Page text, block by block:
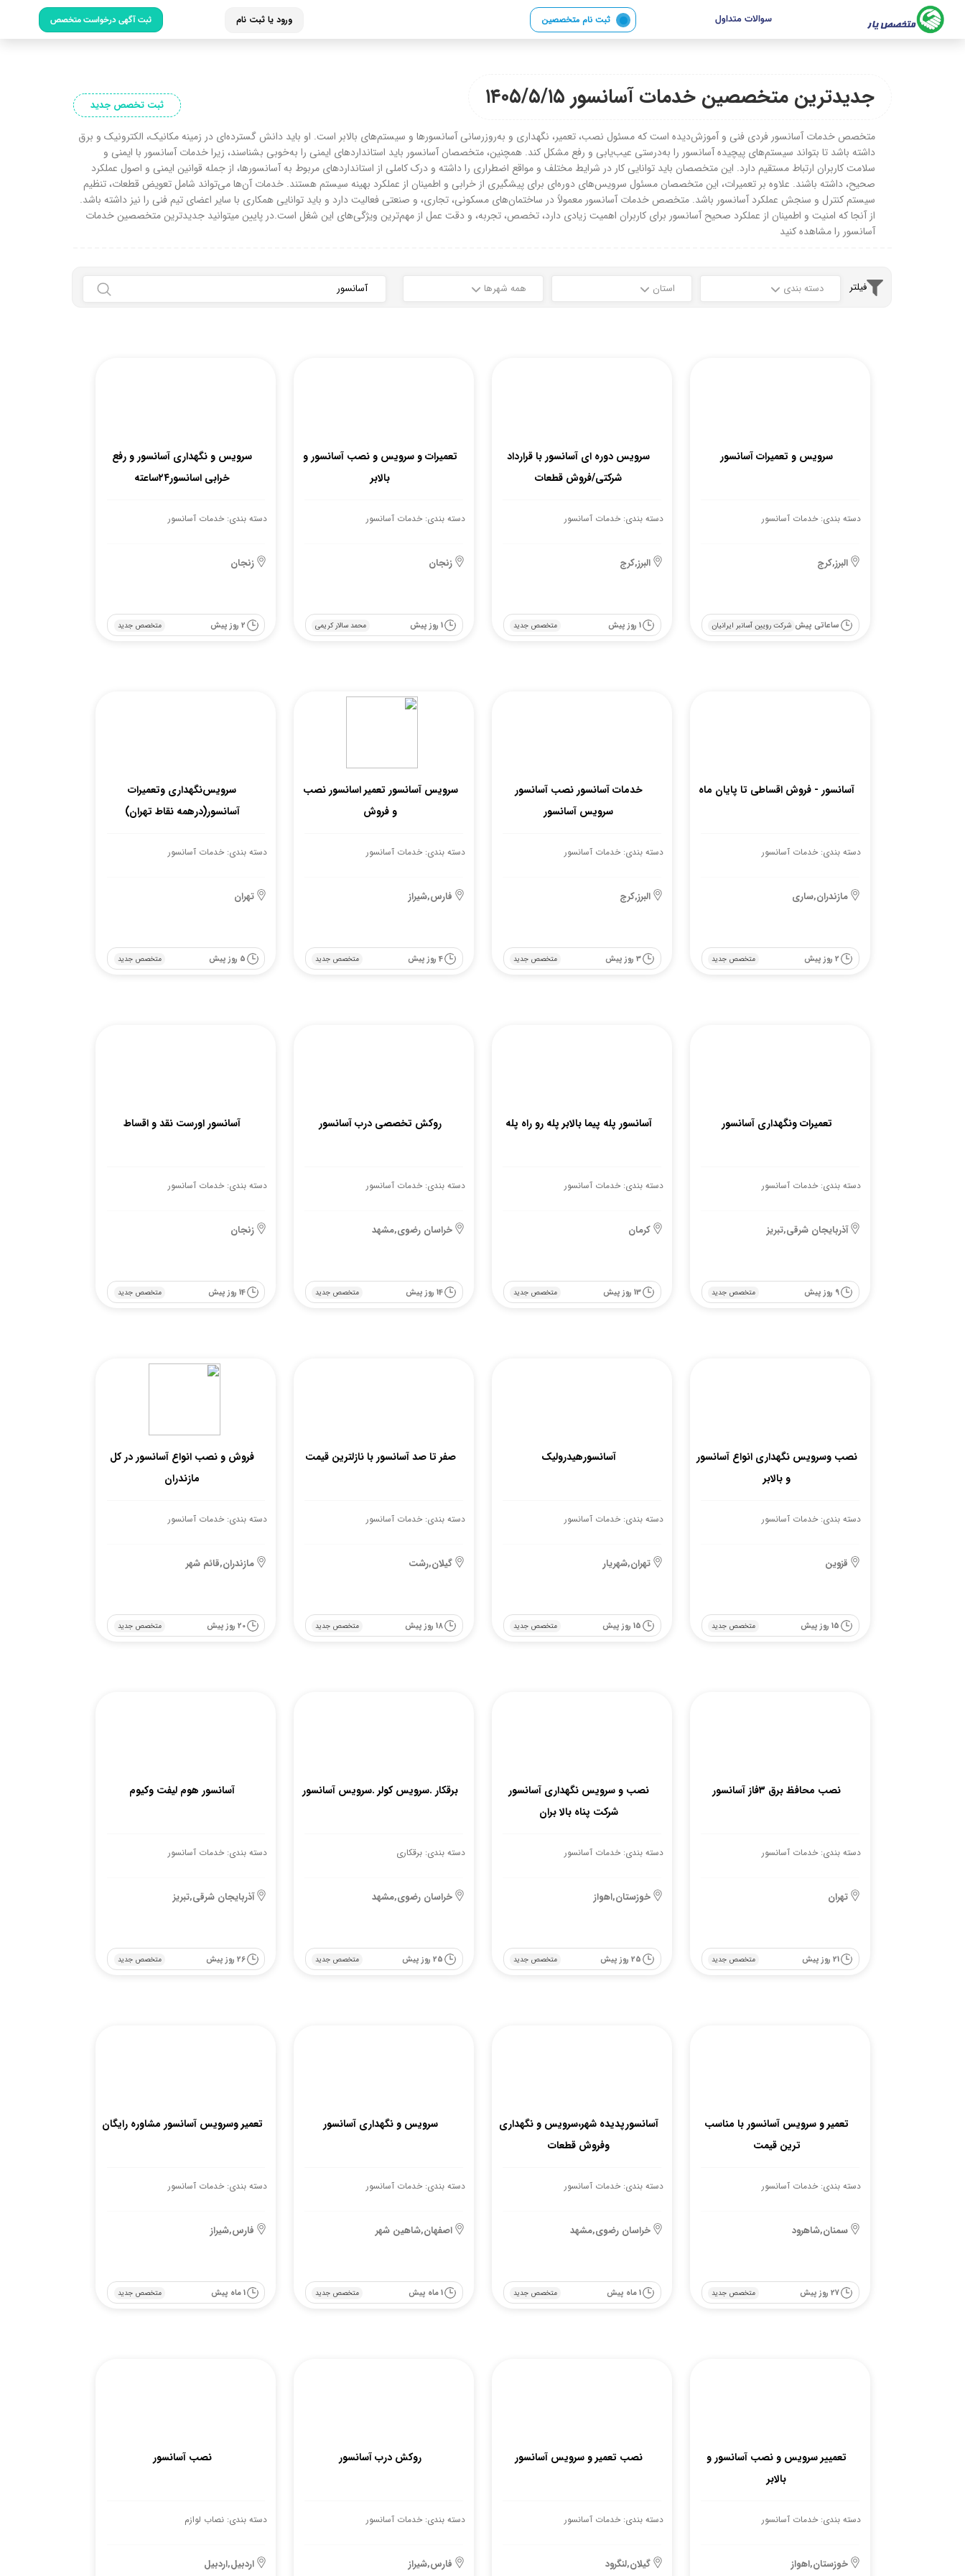
سوالات متداول ثبت نام متخصصین ثبت آگهی درخواست متخصص ورود یا ثبت نام
جدیدترین متخصصین خدمات آسانسور ۱۴۰۵/۵/۱۵ ثبت تخصص جدید
متخصص خدمات آسانسور فردی فنی و آموزش‌دیده است که مسئول نصب، تعمیر، نگهداری و به‌روزرسانی آسانسورها و سیستم‌های بالابر است. او باید دانش گسترده‌ای در زمینه مکانیک، الکترونیک و برق
داشته باشد تا بتواند سیستم‌های پیچیده آسانسور را به‌درستی عیب‌یابی و رفع مشکل کند. همچنین، متخصصان آسانسور باید استانداردهای ایمنی را به‌خوبی بشناسند، زیرا خدمات آسانسور با ایمنی و
سلامت کاربران ارتباط مستقیم دارد. این متخصصان باید توانایی کار در شرایط مختلف و مواقع اضطراری را داشته و درک کاملی از استانداردهای مربوط به آسانسورها، از جمله قوانین ایمنی و اصول عملکرد
صحیح، داشته باشند. علاوه بر تعمیرات، این متخصصان مسئول سرویس‌های دوره‌ای برای پیشگیری از خرابی و اطمینان از عملکرد بهینه سیستم هستند. خدمات آن‌ها می‌تواند شامل تعویض قطعات، تنظیم
سیستم کنترل و سنجش عملکرد آسانسور باشد. متخصص خدمات آسانسور معمولاً در ساختمان‌های مسکونی، تجاری، و صنعتی فعالیت دارد و باید توانایی همکاری با سایر اعضای تیم فنی را نیز داشته باشد.
از آنجا که امنیت و اطمینان از عملکرد صحیح آسانسور برای کاربران اهمیت زیادی دارد، تخصص، تجربه، و دقت عمل از مهم‌ترین ویژگی‌های این شغل است.در پایین میتوانید جدیدترین متخصصین خدمات
آسانسور را مشاهده کنید
فیلتر دسته بندی استان همه شهرها
سرویس و تعمیرات آسانسور
دسته بندی: خدمات آسانسور
البرز,کرج
شرکت رویین آسانبر ایرانیان ساعاتی پیش
سرویس دوره ای آسانسور با قرارداد
شرکتی/فروش قطعات
دسته بندی: خدمات آسانسور
البرز,کرج
متخصص جدید 1 روز پیش
تعمیرات و سرویس و نصب آسانسور و
بالابر
دسته بندی: خدمات آسانسور
زنجان
محمد سالار کریمی 1 روز پیش
سرویس و نگهداری آسانسور و رفع
خرابی اسانسور۲۴ساعته
دسته بندی: خدمات آسانسور
زنجان
متخصص جدید 2 روز پیش
آسانسور - فروش اقساطی تا پایان ماه
دسته بندی: خدمات آسانسور
مازندران,ساری
متخصص جدید 2 روز پیش
خدمات آسانسور نصب آسانسور
سرویس آسانسور
دسته بندی: خدمات آسانسور
البرز,کرج
متخصص جدید 3 روز پیش
سرویس آسانسور تعمیر اسانسور نصب
و فروش
دسته بندی: خدمات آسانسور
فارس,شیراز
متخصص جدید 4 روز پیش
سرویس‌‌نگهداری وتعمیرات
آسانسور(درهمه نقاط تهران)
دسته بندی: خدمات آسانسور
تهران
متخصص جدید 5 روز پیش
تعمیرات ونگهداری آسانسور
دسته بندی: خدمات آسانسور
آذربایجان شرقی,تبریز
متخصص جدید 9 روز پیش
آسانسور پله پیما بالابر پله رو راه پله
دسته بندی: خدمات آسانسور
کرمان
متخصص جدید 13 روز پیش
روکش تخصصی درب آسانسور
دسته بندی: خدمات آسانسور
خراسان رضوی,مشهد
متخصص جدید 14 روز پیش
آسانسور اورست نقد و اقساط
دسته بندی: خدمات آسانسور
زنجان
متخصص جدید 14 روز پیش
نصب وسرویس نگهداری انواع آسانسور
و بالابر
دسته بندی: خدمات آسانسور
قزوین
متخصص جدید 15 روز پیش
آسانسورهیدرولیک
دسته بندی: خدمات آسانسور
تهران,شهریار
متخصص جدید 15 روز پیش
صفر تا صد آسانسور با نازلترین قیمت
دسته بندی: خدمات آسانسور
گیلان,رشت
متخصص جدید 18 روز پیش
فروش و نصب انواع آسانسور در کل
مازندران
دسته بندی: خدمات آسانسور
مازندران,قائم شهر
متخصص جدید 20 روز پیش
نصب محافظ برق ۳فاز آسانسور
دسته بندی: خدمات آسانسور
تهران
متخصص جدید 21 روز پیش
نصب و سرویس نگهداری آسانسور
شرکت پناه بالا بران
دسته بندی: خدمات آسانسور
خوزستان,اهواز
متخصص جدید 25 روز پیش
برقکار .سرویس کولر .سرویس آسانسور
دسته بندی: برقکاری
خراسان رضوی,مشهد
متخصص جدید 25 روز پیش
آسانسور هوم لیفت وکیوم
دسته بندی: خدمات آسانسور
آذربایجان شرقی,تبریز
متخصص جدید 26 روز پیش
تعمیر و سرویس آسانسور با مناسب
ترین قیمت
دسته بندی: خدمات آسانسور
سمنان,شاهرود
متخصص جدید 27 روز پیش
آسانسورپدیده شهر،سرویس و نگهداری
وفروش قطعات
دسته بندی: خدمات آسانسور
خراسان رضوی,مشهد
متخصص جدید 1 ماه پیش
سرویس و نگهداری آسانسور
دسته بندی: خدمات آسانسور
اصفهان,شاهین شهر
متخصص جدید 1 ماه پیش
تعمیر وسرویس آسانسور مشاوره رایگان
دسته بندی: خدمات آسانسور
فارس,شیراز
متخصص جدید 1 ماه پیش
تعمییر سرویس و نصب آسانسور و
بالابر
دسته بندی: خدمات آسانسور
خوزستان,اهواز
نصب تعمیر و سرویس آسانسور
دسته بندی: خدمات آسانسور
گیلان,لنگرود
روکش درب آسانسور
دسته بندی: خدمات آسانسور
فارس,شیراز
نصب آسانسور
دسته بندی: نصاب لوازم
اردبیل,اردبیل